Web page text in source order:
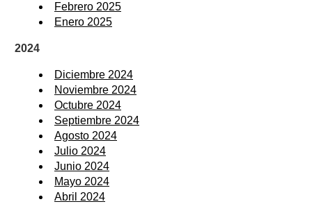
Febrero 2025
Enero 2025
2024
Diciembre 2024
Noviembre 2024
Octubre 2024
Septiembre 2024
Agosto 2024
Julio 2024
Junio 2024
Mayo 2024
Abril 2024